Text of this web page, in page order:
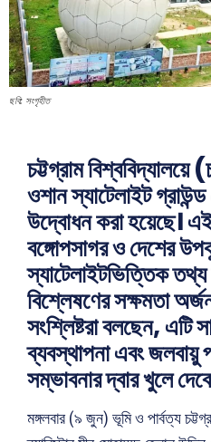
ছবি: সংগৃহীত
চট্টগ্রাম
ওশান স্যাটেলাইট
উদ্বোধন করা হয়েছে।
বঙ্গোপসাগর ও দেশের
স্যাটেলাইটভিত্তিক
বিশ্লেষণের সক্ষমতা
সংশ্লিষ্টরা বলছেন, এটি
ব্যবস্থাপনা এবং জলবায়ু
সম্ভাবনার দ্বার খুলে
মঙ্গলবার (৯ জুন) ভূমি ও পার্বত্য